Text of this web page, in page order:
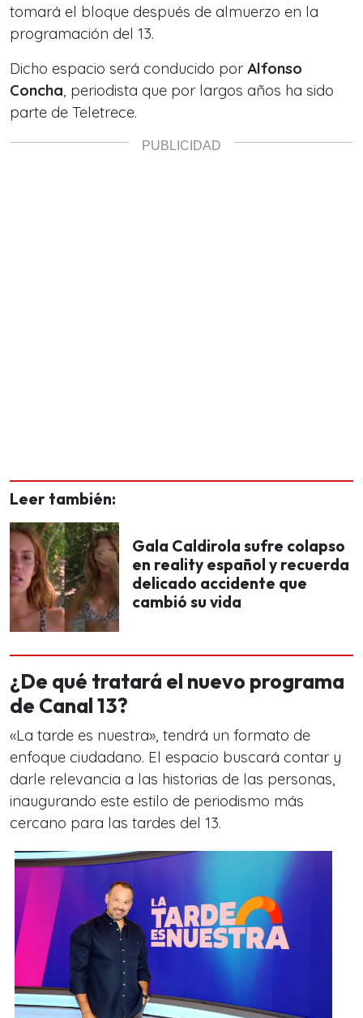
tomará el bloque después de almuerzo en la
programación del 13.
Dicho espacio será conducido por Alfonso
Concha, periodista que por largos años ha sido
parte de Teletrece.
Leer también:
Gala Caldirola sufre colapso
en reality español y recuerda
delicado accidente que
cambió su vida
¿De qué tratará el nuevo programa
de Canal 13?
«La tarde es nuestra», tendrá un formato de
enfoque ciudadano. El espacio buscará contar y
darle relevancia a las historias de las personas,
inaugurando este estilo de periodismo más
cercano para las tardes del 13.